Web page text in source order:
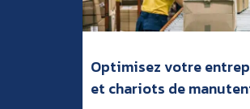
Optimisez votre
et chariots de